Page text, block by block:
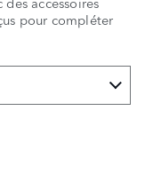
pour compléter